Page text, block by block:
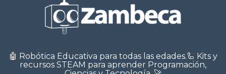
🤖 Robótica Educativa para todas las edades.🦾 Kits y
recursos STEAM para aprender Programación,